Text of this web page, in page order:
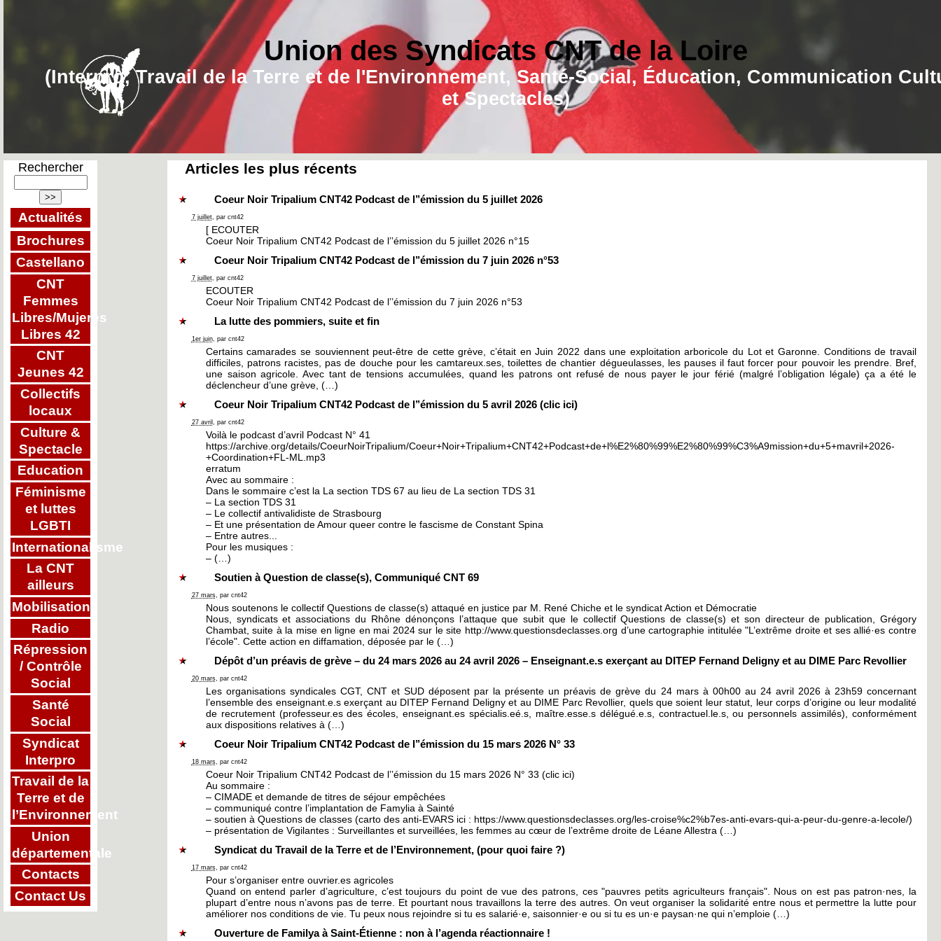
Union des Syndicats CNT de la Loire
(Interpro, Travail de la Terre et de l'Environnement, Santé-Social, Éducation, Communication
et Spectacles)
Rechercher
Actualités
Brochures
Castellano
CNT
Femmes
Libres/Mujeres
Libres 42
CNT
Jeunes 42
Collectifs
locaux
Culture &
Spectacle
Education
Féminisme
et luttes
LGBTI
Internationalisme
La CNT
ailleurs
Mobilisations
Radio
Répression
/ Contrôle
Social
Santé
Social
Syndicat
Interpro
Travail de la
Terre et de
l’Environnement
Union
départementale
Contacts
Contact Us
Articles les plus récents
Coeur Noir Tripalium CNT42 Podcast de l’’émission du 5 juillet 2026
7 juillet, par cnt42
[ ECOUTER
Coeur Noir Tripalium CNT42 Podcast de l’’émission du 5 juillet 2026 n°15
Coeur Noir Tripalium CNT42 Podcast de l’’émission du 7 juin 2026 n°53
7 juillet, par cnt42
ECOUTER
Coeur Noir Tripalium CNT42 Podcast de l’’émission du 7 juin 2026 n°53
La lutte des pommiers, suite et fin
1er juin, par cnt42
Certains camarades se souviennent peut-être de cette grève, c’était en Juin 2022 dans une exploitation arboricole du Lot et Garonne. Conditions de travail
difficiles, patrons racistes, pas de douche pour les camtareux.ses, toilettes de chantier dégueulasses, les pauses il faut forcer pour pouvoir les prendre. Bref,
une saison agricole. Avec tant de tensions accumulées, quand les patrons ont refusé de nous payer le jour férié (malgré l’obligation légale) ça a été le
déclencheur d’une grève, (…)
Coeur Noir Tripalium CNT42 Podcast de l’’émission du 5 avril 2026 (clic ici)
27 avril , par cnt42
Voilà le podcast d’avril Podcast N° 41
https://archive.org/details/CoeurNoirTripalium/Coeur+Noir+Tripalium+CNT42+Podcast+de+l%E2%80%99%E2%80%99%C3%A9mission+du+5+mavril+2026-
+Coordination+FL-ML.mp3
erratum
Avec au sommaire :
Dans le sommaire c’est la La section TDS 67 au lieu de La section TDS 31
– La section TDS 31
– Le collectif antivalidiste de Strasbourg
– Et une présentation de Amour queer contre le fascisme de Constant Spina
– Entre autres...
Pour les musiques :
– (…)
Soutien à Question de classe(s), Communiqué CNT 69
27 mars, par cnt42
Nous soutenons le collectif Questions de classe(s) attaqué en justice par M. René Chiche et le syndicat Action et Démocratie
Nous, syndicats et associations du Rhône dénonçons l’attaque que subit que le collectif Questions de classe(s) et son directeur de publication, Grégory
Chambat, suite à la mise en ligne en mai 2024 sur le site http://www.questionsdeclasses.org d’une cartographie intitulée "L’extrême droite et ses allié·es contre
l’école". Cette action en diffamation, déposée par le (…)
Dépôt d’un préavis de grève – du 24 mars 2026 au 24 avril 2026 – Enseignant.e.s exerçant au DITEP Fernand Deligny et au DIME Parc Revollier
20 mars, par cnt42
Les organisations syndicales CGT, CNT et SUD déposent par la présente un préavis de grève du 24 mars à 00h00 au 24 avril 2026 à 23h59 concernant
l’ensemble des enseignant.e.s exerçant au DITEP Fernand Deligny et au DIME Parc Revollier, quels que soient leur statut, leur corps d’origine ou leur modalité
de recrutement (professeur.es des écoles, enseignant.es spécialis.eé.s, maître.esse.s délégué.e.s, contractuel.le.s, ou personnels assimilés), conformément
aux dispositions relatives à (…)
Coeur Noir Tripalium CNT42 Podcast de l’’émission du 15 mars 2026 N° 33
18 mars, par cnt42
Coeur Noir Tripalium CNT42 Podcast de l’’émission du 15 mars 2026 N° 33 (clic ici)
Au sommaire :
– CIMADE et demande de titres de séjour empêchées
– communiqué contre l’implantation de Famylia à Sainté
– soutien à Questions de classes (carto des anti-EVARS ici : https://www.questionsdeclasses.org/les-croise%c2%b7es-anti-evars-qui-a-peur-du-genre-a-lecole/)
– présentation de Vigilantes : Surveillantes et surveillées, les femmes au cœur de l’extrême droite de Léane Allestra (…)
Syndicat du Travail de la Terre et de l’Environnement, (pour quoi faire ?)
17 mars, par cnt42
Pour s’organiser entre ouvrier.es agricoles
Quand on entend parler d’agriculture, c’est toujours du point de vue des patrons, ces "pauvres petits agriculteurs français". Nous on est pas patron·nes, la
plupart d’entre nous n’avons pas de terre. Et pourtant nous travaillons la terre des autres. On veut organiser la solidarité entre nous et permettre la lutte pour
améliorer nos conditions de vie. Tu peux nous rejoindre si tu es salarié·e, saisonnier·e ou si tu es un·e paysan·ne qui n’emploie (…)
Ouverture de Familya à Saint-Étienne : non à l’agenda réactionnaire !